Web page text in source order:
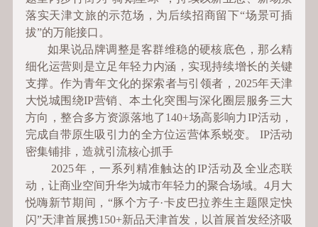
落实天津文旅的示范场，为后续招商留下“场景可插
拔”的万能接口。
如果说品牌调整是客群维稳的硬核底色，那么精
细化运营则是立足年轻力内涵，实现持续增长的关键
支撑。作为青年文化的探索者与引领者，2025年天津
大悦城围绕IP营销、本土化突围与深化圈层服务三大
方向，整合多方资源落地了140+场高影响力IP活动，
完成自带原生吸引力的全方位运营体系蜕变。 IP活动
密集铺排，造就引流核心抓手
2025年，一系列精准触达的IP活动及全业态联
动，让商业空间升华为城市年轻力的聚合场域。4月大
悦嗨新节期间，“豚个方子·卡皮巴拉养生主题限定快
闪”天津首展携150+新品天津首发，以首展首发经济吸